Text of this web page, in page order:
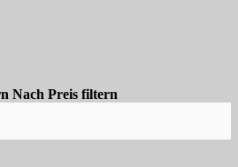
Nach Preis filtern